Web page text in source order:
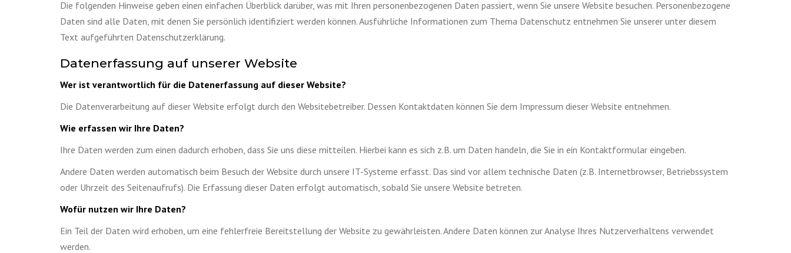
Die folgenden Hinweise geben einen einfachen Überblick darüber, was mit Ihren personenbezogenen Daten passiert, wenn Sie unsere Website besuchen. Personenbezogene
Daten sind alle Daten, mit denen Sie persönlich identifiziert werden können. Ausführliche Informationen zum Thema Datenschutz entnehmen Sie unserer unter diesem
Text aufgeführten Datenschutzerklärung.
Datenerfassung auf unserer Website
Wer ist verantwortlich für die Datenerfassung auf dieser Website?
Die Datenverarbeitung auf dieser Website erfolgt durch den Websitebetreiber. Dessen Kontaktdaten können Sie dem Impressum dieser Website entnehmen.
Wie erfassen wir Ihre Daten?
Ihre Daten werden zum einen dadurch erhoben, dass Sie uns diese mitteilen. Hierbei kann es sich z.B. um Daten handeln, die Sie in ein Kontaktformular eingeben.
Andere Daten werden automatisch beim Besuch der Website durch unsere IT-Systeme erfasst. Das sind vor allem technische Daten (z.B. Internetbrowser, Betriebssystem
oder Uhrzeit des Seitenaufrufs). Die Erfassung dieser Daten erfolgt automatisch, sobald Sie unsere Website betreten.
Wofür nutzen wir Ihre Daten?
Ein Teil der Daten wird erhoben, um eine fehlerfreie Bereitstellung der Website zu gewährleisten. Andere Daten können zur Analyse Ihres Nutzerverhaltens verwendet
werden.